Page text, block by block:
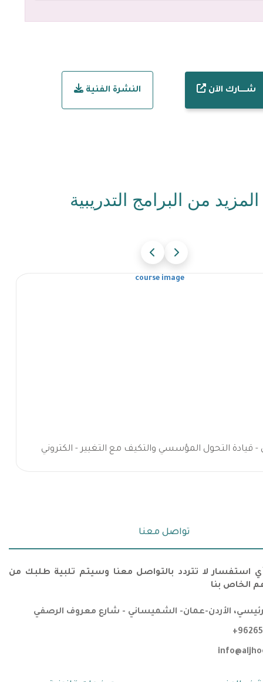
شـــــارك الآن النشرة الفنية
المزيد من البرامج التدريبية
التحول المؤسسي والتكيف مع التغيير - الكتروني
تواصل معنا
استفسار لا تتردد بالتواصل معنا وسيتم تلبية طلبك من
الخاص بنا
الأردن-عمان- الشميساني - شارع معروف الرصفي